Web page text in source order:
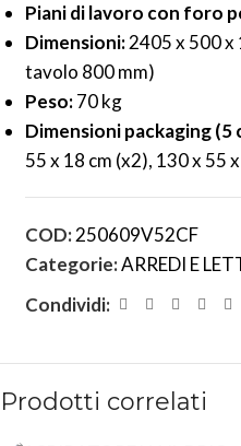
Piani di lavoro con foro
Dimensioni:2405 x 500 x
tavolo 800 mm)
Peso:70 kg
Dimensioni packaging (5
55 x 18 cm (x2), 130 x 55
COD:250609V52CF
Categorie:ARREDI E
Condividi:
Prodotti correlati